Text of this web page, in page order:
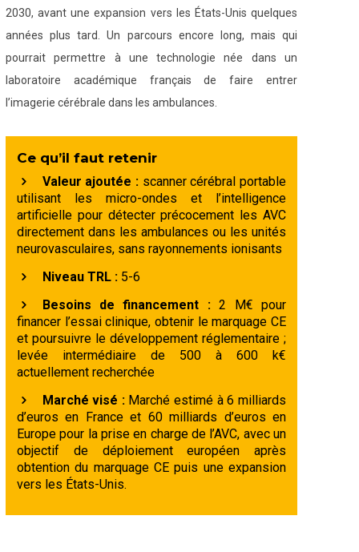
2030, avant une expansion vers les États-Unis quelques
années plus tard. Un parcours encore long, mais qui
pourrait permettre à une technologie née dans un
laboratoire académique français de faire entrer
l’imagerie cérébrale dans les ambulances.
Ce qu’il faut retenir
Valeur ajoutée :scanner cérébral portable
utilisant les micro-ondes et l’intelligence
artificielle pour détecter précocement les AVC
directement dans les ambulances ou les unités
neurovasculaires, sans rayonnements ionisants
Niveau TRL :5-6
Besoins de financement :2 M€ pour
financer l’essai clinique, obtenir le marquage CE
et poursuivre le développement réglementaire ;
levée intermédiaire de 500 à 600 k€
actuellement recherchée
Marché visé :Marché estimé à 6 milliards
d’euros en France et 60 milliards d’euros en
Europe pour la prise en charge de l’AVC, avec un
objectif de déploiement européen après
obtention du marquage CE puis une expansion
vers les États-Unis.